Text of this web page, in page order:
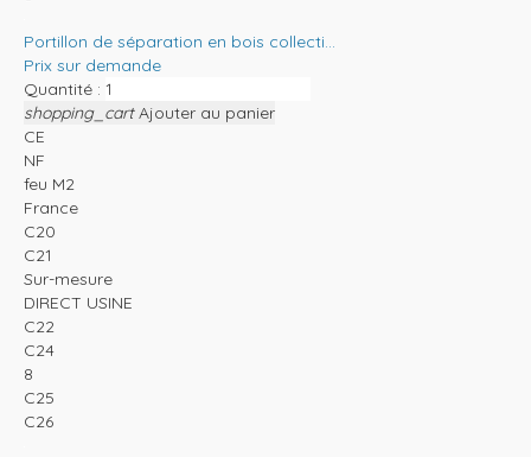
Portillon de séparation en bois collecti...
Prix sur demande
Quantité :
shopping_cart Ajouter au panier
CE
NF
feu M2
France
C20
C21
Sur-mesure
DIRECT USINE
C22
C24
8
C25
C26